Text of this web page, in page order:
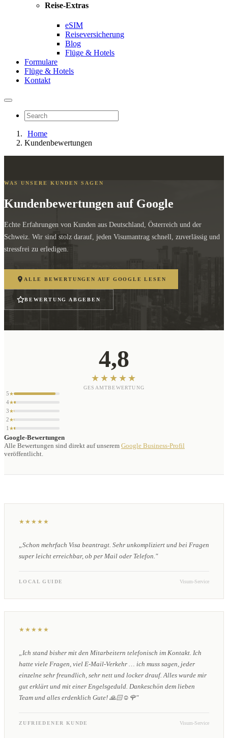
Reise-Extras
eSIM
Reiseversicherung
Blog
Flüge & Hotels
Formulare
Flüge & Hotels
Kontakt
Home
Kundenbewertungen
WAS UNSERE KUNDEN SAGEN
Kundenbewertungen auf Google
Echte Erfahrungen von Kunden aus Deutschland, Österreich und der
Schweiz. Wir sind stolz darauf, jeden Visumantrag schnell, zuverlässig und
stressfrei zu erledigen.
ALLE BEWERTUNGEN AUF GOOGLE LESEN
BEWERTUNG ABGEBEN
4,8
★★★★★
GESAMTBEWERTUNG
5★
4★
3★
2★
1 ★
Google-Bewertungen
Alle Bewertungen sind direkt auf unserem Google Business-Profil
veröffentlicht.
★★★★★
„Schon mehrfach Visa beantragt. Sehr unkompliziert und bei Fragen
super leicht erreichbar, ob per Mail oder Telefon."
LOCAL GUIDE Visum-Service
★★★★★
„Ich stand bisher mit den Mitarbeitern telefonisch im Kontakt. Ich
hatte viele Fragen, viel E-Mail-Verkehr … ich muss sagen, jeder
einzelne sehr freundlich, sehr nett und locker drauf. Alles wurde mir
gut erklärt und mit einer Engelsgeduld. Dankeschön dem lieben
Team und alles erdenklich Gute! 🙏🏻☺️🌹"
ZUFRIEDENER KUNDE Visum-Service